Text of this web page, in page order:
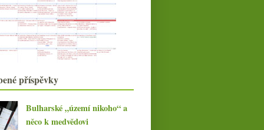
jinak
Soudy, rekordní sklizeň v UK &
další novinky
VOC Ryzlink a Veltlín v žižkovském
My máme kaly, ó my se máme
Colosía
Bressan aneb vína versus osobnost
příspěvky
Bulharské „území nikoho“ a
něco k medvědovi